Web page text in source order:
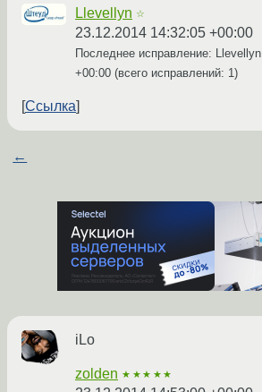
Llevellyn ☆
23.12.2014 14:32:05 +00:00
Последнее исправление: Llevellyn
+00:00 (всего исправлений: 1)
Ссылка
←
iLo
zolden ★★★★★